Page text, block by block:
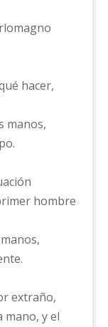
hacer,
manos,
hombre
extraño,
mano, y el